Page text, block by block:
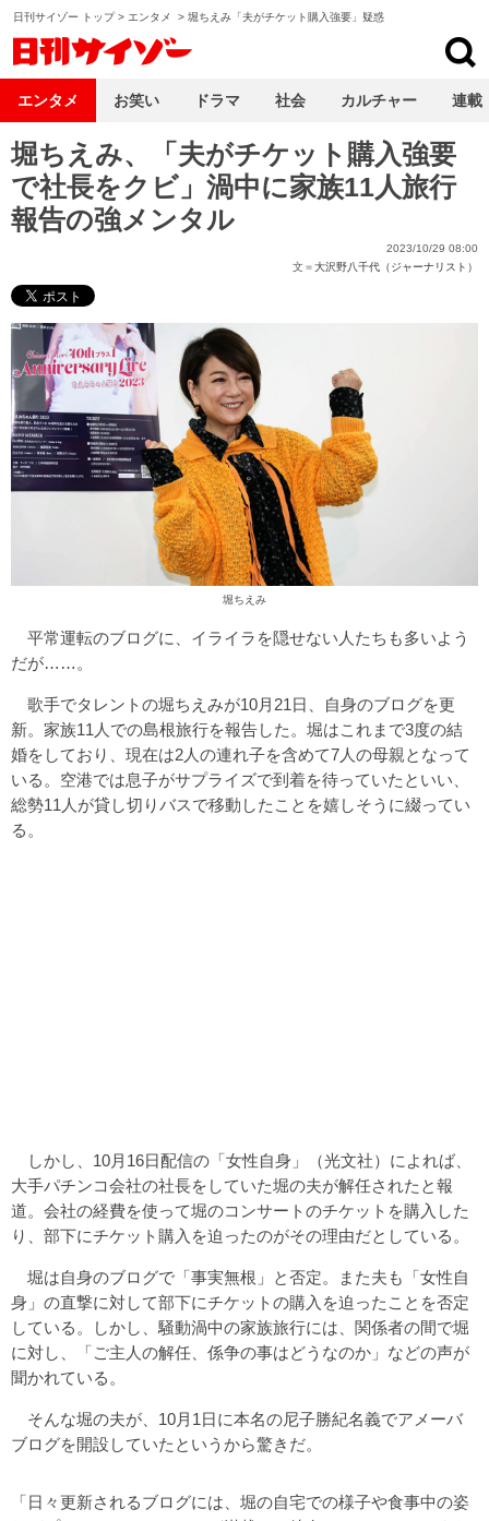
日刊サイゾー トップ> エンタメ > 堀ちえみ「夫がチケット購入強要」疑惑
堀ちえみ、「夫がチケット購入強要
で社長をクビ」渦中に家族11人旅行
報告の強メンタル
2023/10/29 08:00
文＝大沢野八千代（ジャーナリスト）
堀ちえみ
平常運転のブログに、イライラを隠せない人たちも多いよう
だが……。
歌手でタレントの堀ちえみが10月21日、自身のブログを更
新。家族11人での島根旅行を報告した。堀はこれまで3度の結
婚をしており、現在は2人の連れ子を含めて7人の母親となって
いる。空港では息子がサプライズで到着を待っていたといい、
総勢11人が貸し切りバスで移動したことを嬉しそうに綴ってい
る。
しかし、10月16日配信の「女性自身」（光文社）によれば、
大手パチンコ会社の社長をしていた堀の夫が解任されたと報
道。会社の経費を使って堀のコンサートのチケットを購入した
り、部下にチケット購入を迫ったのがその理由だとしている。
堀は自身のブログで「事実無根」と否定。また夫も「女性自
身」の直撃に対して部下にチケットの購入を迫ったことを否定
している。しかし、騒動渦中の家族旅行には、関係者の間で堀
に対し、「ご主人の解任、係争の事はどうなのか」などの声が
聞かれている。
そんな堀の夫が、10月1日に本名の尼子勝紀名義でアメーバ
ブログを開設していたというから驚きだ。
「日々更新されるブログには、堀の自宅での様子や食事中の姿
エンタメ お笑い ドラマ 社会 カルチャー 連載